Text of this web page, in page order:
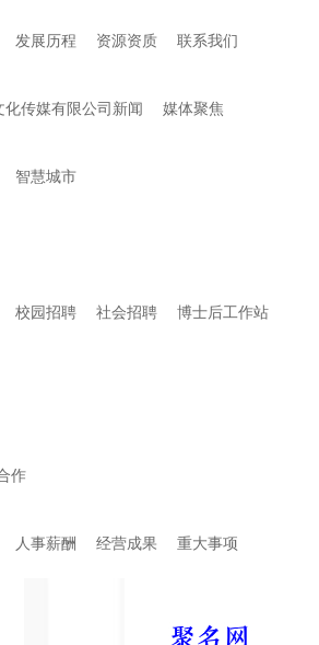
发展历程 资源资质 联系我们
化传媒有限公司新闻 媒体聚焦
智慧城市
校园招聘 社会招聘
博士后工作站
作
人事薪酬 经营成果 重大事项